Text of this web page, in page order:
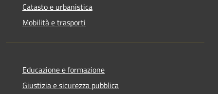
Catasto e urbanistica
Mobilità e trasporti
Educazione e formazione
Giustizia e sicurezza pubblica